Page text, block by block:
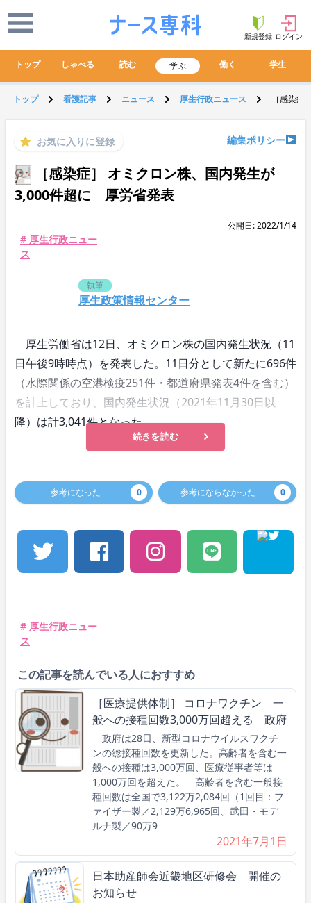
新規登録 ログイン
トップ しゃべる 読む 学ぶ 働く 学生
トップ 看護記事 ニュース 厚生行政ニュース ［感染
お気に入りに登録 編集ポリシー
［感染症］ オミクロン株、国内発生が
3,000件超に 厚労省発表
公開日: 2022/1/14
# 厚生行政ニュー
ス
執筆
厚生政策情報センター
厚生労働省は12日、オミクロン株の国内発生状況（11
日午後9時時点）を発表した。11日分として新たに696件
（水際関係の空港検疫251件・都道府県発表4件を含む）
を計上しており、国内発生状況（2021年11月30日以
降）は計3,041件となった。
続きを読む
参考になった 0 参考にならなかった 0
# 厚生行政ニュー
ス
この記事を読んでいる人におすすめ
［医療提供体制］ コロナワクチン 一
般への接種回数3,000万回超える 政府
政府は28日、新型コロナウイルスワクチ
ンの総接種回数を更新した。高齢者を含む一
般への接種は3,000万回、医療従事者等は
1,000万回を超えた。 高齢者を含む一般接
種回数は全国で3,122万2,084回（1回目：フ
ァイザー製／2,129万6,965回、武田・モデ
ルナ製／90万9
2021年7月1日
日本助産師会近畿地区研修会 開催の
お知らせ